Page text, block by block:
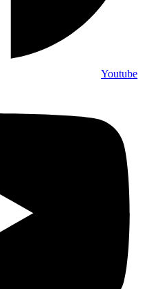
Youtube